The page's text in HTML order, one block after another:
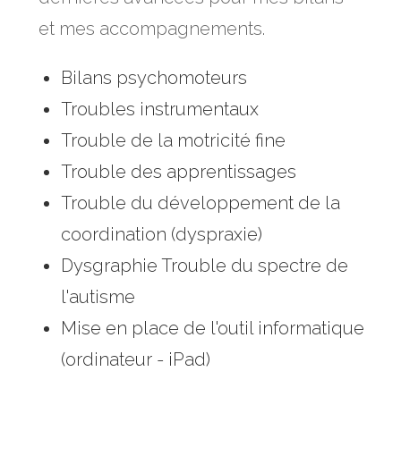
et mes accompagnements.
Bilans psychomoteurs
Troubles instrumentaux
Trouble de la motricité fine
Trouble des apprentissages
Trouble du développement de la
coordination (dyspraxie)
Dysgraphie Trouble du spectre de
l'autisme
Mise en place de l'outil informatique
(ordinateur - iPad)